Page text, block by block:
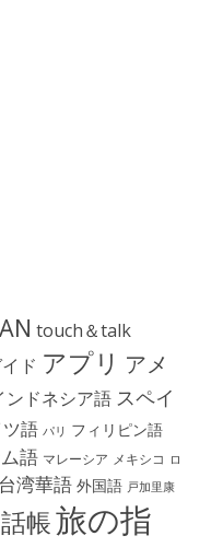
touch＆talk
ド アプリ アメ
ンドネシア語 スペイ
ツ語 パリ フィリピン語
語 マレーシア メキシコ ロ
台湾華語 外国語 戸加里康
帳旅の指